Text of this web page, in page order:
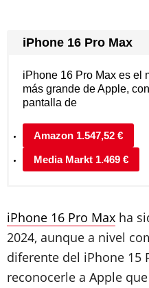
iPhone 16 Pro Max
Amazon 1.547,52 €
Media Markt 1.469 €
iPhone 16 Pro Max es el
más grande de Apple,
pantalla de
iPhone 16 Pro Max ha
2024, aunque a nivel
diferente del iPhone 15
reconocerle a Apple